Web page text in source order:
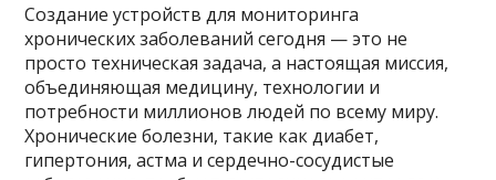
Создание устройств для мониторинга
хронических заболеваний сегодня — это не
просто техническая задача, а настоящая миссия,
объединяющая медицину, технологии и
потребности миллионов людей по всему миру.
Хронические болезни, такие как диабет,
гипертония, астма и сердечно-сосудистые